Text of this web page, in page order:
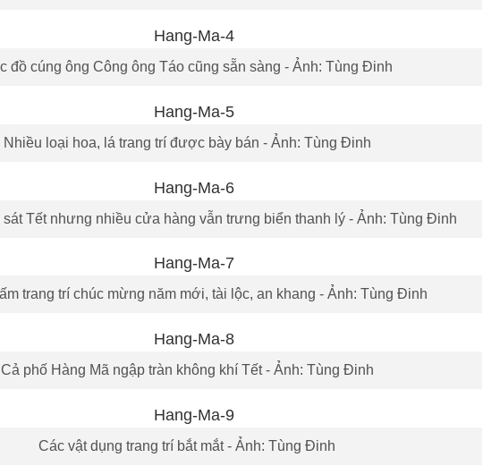
đồ cúng ông Công ông Táo cũng sẵn sàng - Ảnh: Tùng Đinh
Nhiều loại hoa, lá trang trí được bày bán - Ảnh: Tùng Đinh
sát Tết nhưng nhiều cửa hàng vẫn trưng biển thanh lý - Ảnh: Tùng Đinh
trang trí chúc mừng năm mới, tài lộc, an khang - Ảnh: Tùng Đinh
Cả phố Hàng Mã ngập tràn không khí Tết - Ảnh: Tùng Đinh
Các vật dụng trang trí bắt mắt - Ảnh: Tùng Đinh